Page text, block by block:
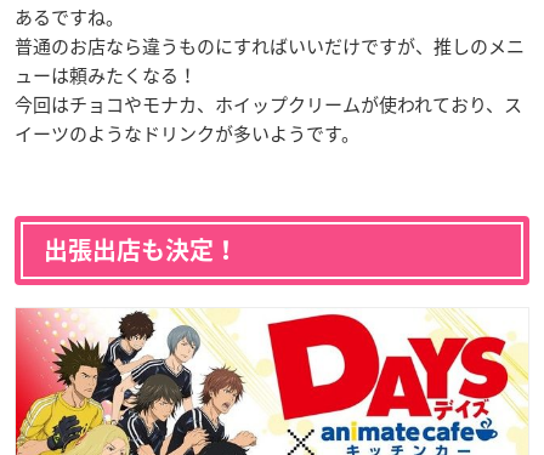
あるですね。
普通のお店なら違うものにすればいいだけですが、推しのメニ
ューは頼みたくなる！
今回はチョコやモナカ、ホイップクリームが使われており、ス
イーツのようなドリンクが多いようです。
出張出店も決定！